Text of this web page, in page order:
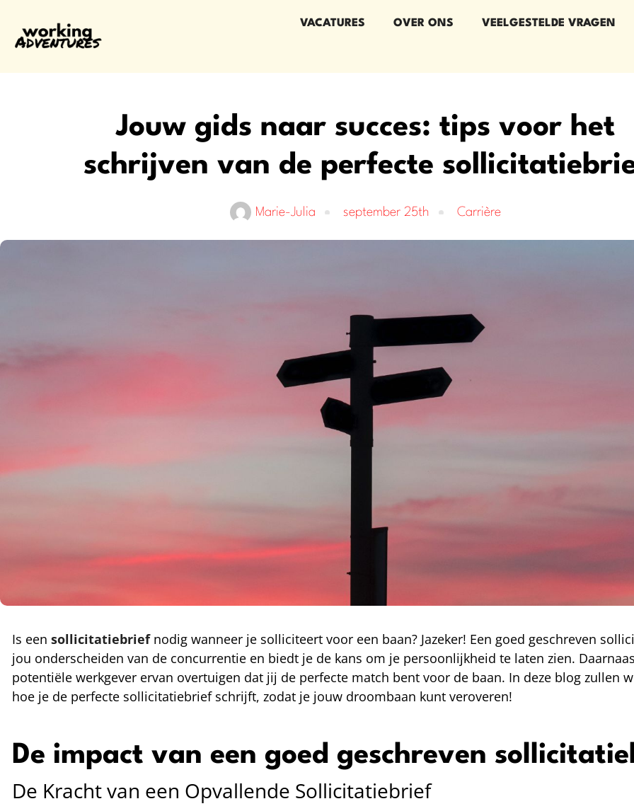
VACATURES OVER ONS VEELGESTELDE VRAGEN
Jouw gids naar succes: tips voor het
schrijven van de perfecte
Marie-Julia september 25th Carrière
Is een sollicitatiebriefnodig wanneer je solliciteert voor een baan? Jazeker! Een goed geschreven
jou onderscheiden van de concurrentie en biedt je de kans om je persoonlijkheid te laten zien.
potentiële werkgever ervan overtuigen dat jij de perfecte match bent voor de baan. In deze blog zullen
hoe je de perfecte sollicitatiebrief schrijft, zodat je jouw droombaan kunt veroveren!
De impact van een goed geschreven
De Kracht van een Opvallende Sollicitatiebrief